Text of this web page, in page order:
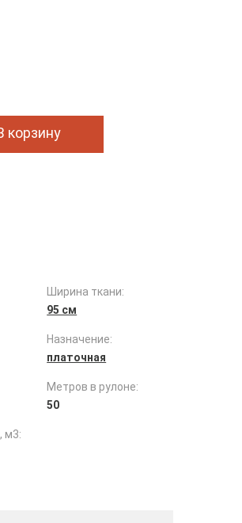
корзину
Ширина ткани:
95 см
Назначение:
платочная
Метров в рулоне:
50
м3: